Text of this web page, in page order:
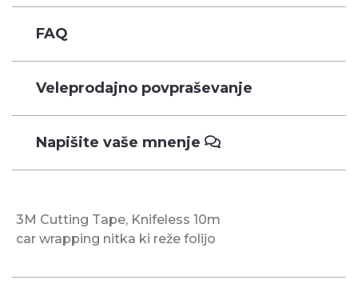
FAQ
Veleprodajno povpraševanje
Napišite vaše mnenje
3M Cutting Tape, Knifeless 10m
car wrapping nitka ki reže folijo